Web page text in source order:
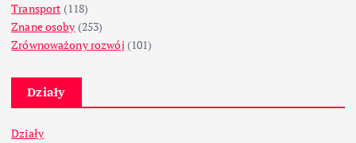
Transport (118)
Znane osoby (253)
Zrównoważony rozwój (101)
Działy
Działy